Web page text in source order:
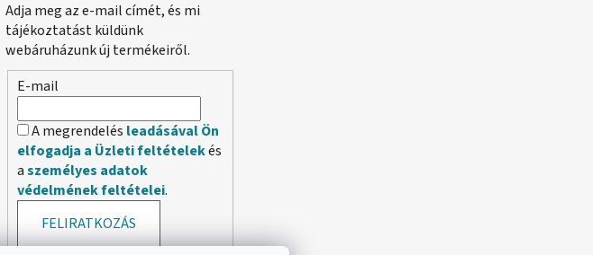
Adja meg az e-mail címét, és mi
tájékoztatást küldünk
webáruházunk új termékeiről.
E-mail
A megrendelés leadásával Ön
elfogadja a Üzleti feltételekés
aszemélyes adatok
védelmének feltételei.
FELIRATKOZÁS